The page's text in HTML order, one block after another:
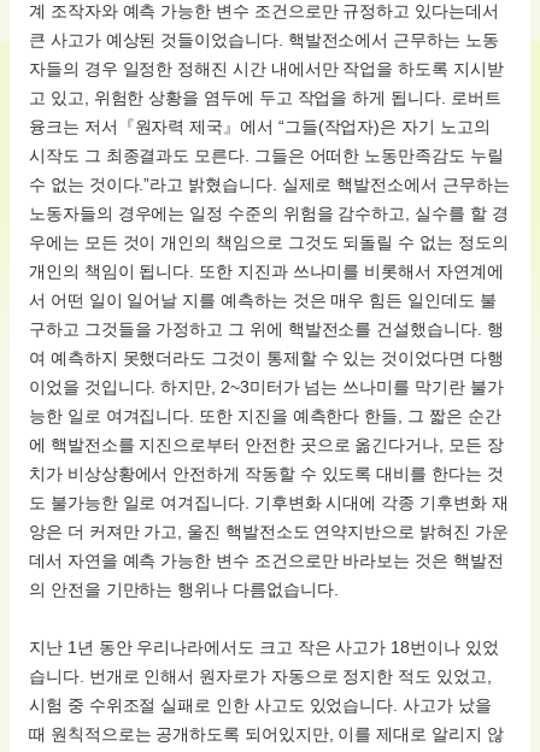
계 조작자와 예측 가능한 변수 조건으로만 규정하고 있다는데서
큰 사고가 예상된 것들이었습니다. 핵발전소에서 근무하는 노동
자들의 경우 일정한 정해진 시간 내에서만 작업을 하도록 지시받
고 있고, 위험한 상황을 염두에 두고 작업을 하게 됩니다. 로버트
융크는 저서『원자력 제국』에서 “그들(작업자)은 자기 노고의
시작도 그 최종결과도 모른다. 그들은 어떠한 노동만족감도 누릴
수 없는 것이다.”라고 밝혔습니다. 실제로 핵발전소에서 근무하는
노동자들의 경우에는 일정 수준의 위험을 감수하고, 실수를 할 경
우에는 모든 것이 개인의 책임으로 그것도 되돌릴 수 없는 정도의
개인의 책임이 됩니다. 또한 지진과 쓰나미를 비롯해서 자연계에
서 어떤 일이 일어날 지를 예측하는 것은 매우 힘든 일인데도 불
구하고 그것들을 가정하고 그 위에 핵발전소를 건설했습니다. 행
여 예측하지 못했더라도 그것이 통제할 수 있는 것이었다면 다행
이었을 것입니다. 하지만, 2~3미터가 넘는 쓰나미를 막기란 불가
능한 일로 여겨집니다. 또한 지진을 예측한다 한들, 그 짧은 순간
에 핵발전소를 지진으로부터 안전한 곳으로 옮긴다거나, 모든 장
치가 비상상황에서 안전하게 작동할 수 있도록 대비를 한다는 것
도 불가능한 일로 여겨집니다. 기후변화 시대에 각종 기후변화 재
앙은 더 커져만 가고, 울진 핵발전소도 연약지반으로 밝혀진 가운
데서 자연을 예측 가능한 변수 조건으로만 바라보는 것은 핵발전
의 안전을 기만하는 행위나 다름없습니다.
지난 1년 동안 우리나라에서도 크고 작은 사고가 18번이나 있었
습니다. 번개로 인해서 원자로가 자동으로 정지한 적도 있었고,
시험 중 수위조절 실패로 인한 사고도 있었습니다. 사고가 났을
때 원칙적으로는 공개하도록 되어있지만, 이를 제대로 알리지 않